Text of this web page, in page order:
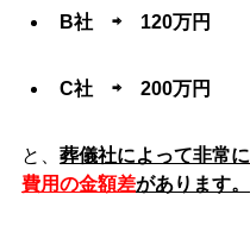
B社　⇨　120万円
C社　⇨　200万円
と、 葬儀社によって非常に
費用の金額差があります。